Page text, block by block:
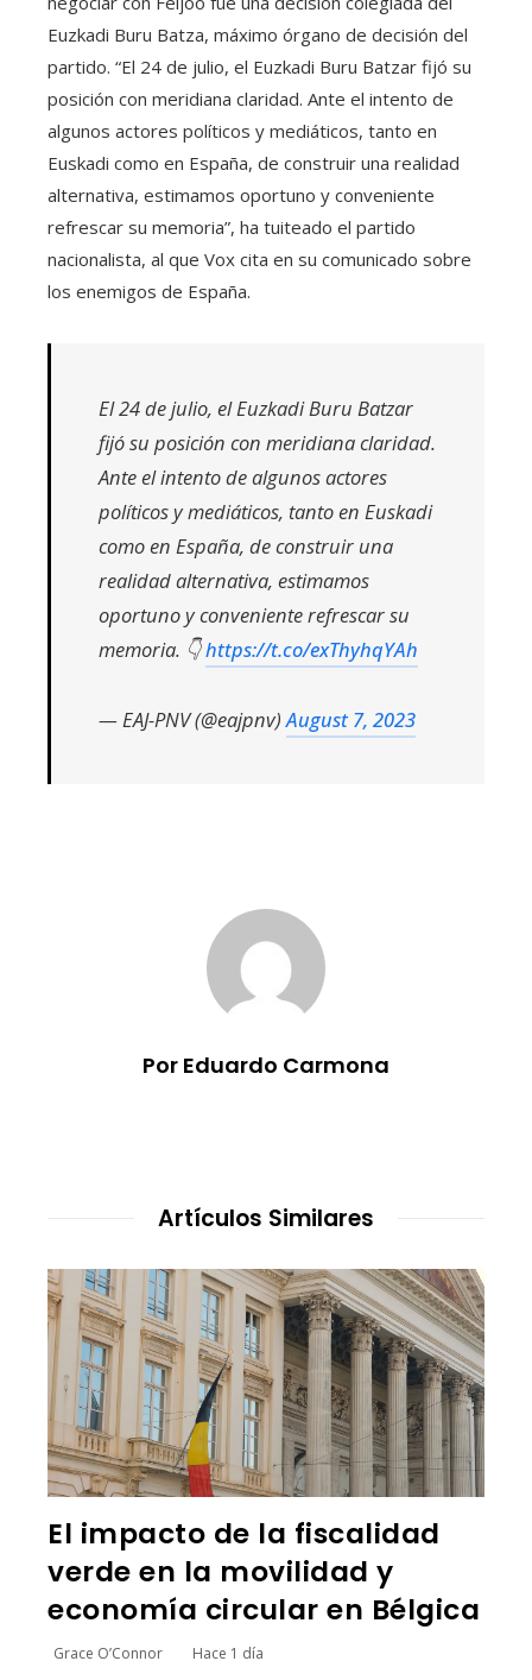
Euzkadi Buru Batza, máximo órgano de decisión del
partido. “El 24 de julio, el Euzkadi Buru Batzar fijó su
posición con meridiana claridad. Ante el intento de
algunos actores políticos y mediáticos, tanto en
Euskadi como en España, de construir una realidad
alternativa, estimamos oportuno y conveniente
refrescar su memoria”, ha tuiteado el partido
nacionalista, al que Vox cita en su comunicado sobre
los enemigos de España.
El 24 de julio, el Euzkadi Buru Batzar
fijó su posición con meridiana claridad.
Ante el intento de algunos actores
políticos y mediáticos, tanto en Euskadi
como en España, de construir una
realidad alternativa, estimamos
oportuno y conveniente refrescar su
memoria. 👇https://t.co/exThyhqYAh
— EAJ-PNV (@eajpnv)August 7, 2023
Por Eduardo Carmona
Artículos Similares
El impacto de la fiscalidad
verde en la movilidad y
economía circular en Bélgica
Grace O’Connor Hace 1 día